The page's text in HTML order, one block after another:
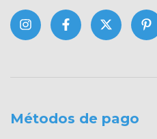
Métodos de pago